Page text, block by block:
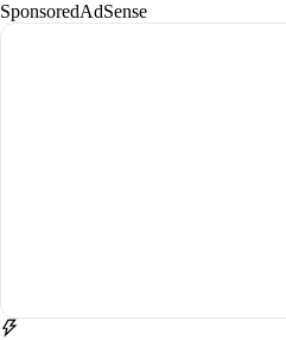
SponsoredAdSense